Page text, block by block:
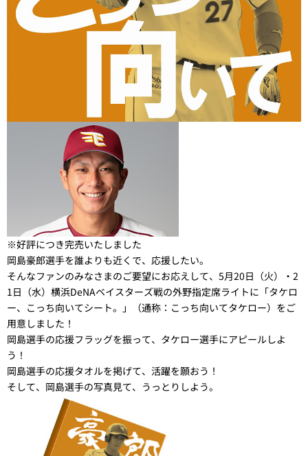
※好評につき完売いたしました
岡島豪郎選手を誰よりも近くで、応援したい。
そんなファンのみなさまのご要望にお応えして、5月20日（火）・2
1日（水）横浜DeNAベイスターズ戦の外野指定席ライトに「タケロ
ー、こっち向いてシート。」（通称：こっち向いてタケロー）をご
用意しました！
岡島選手の応援フラッグを振って、タケロー選手にアピールしよ
う！
岡島選手の応援タオルを掲げて、活躍を願おう！
そして、岡島選手の写真見て、うっとりしよう。